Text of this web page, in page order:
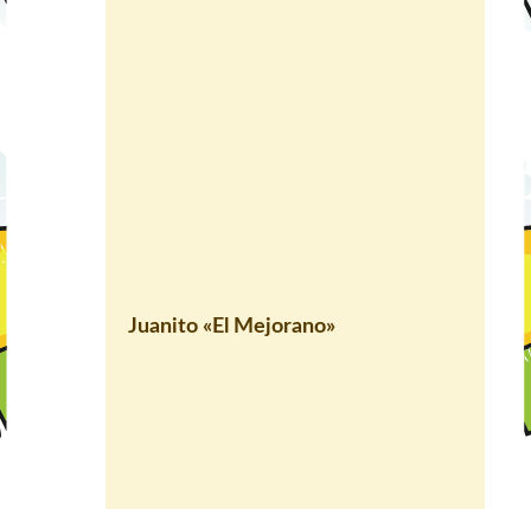
Juanito «El Mejorano»